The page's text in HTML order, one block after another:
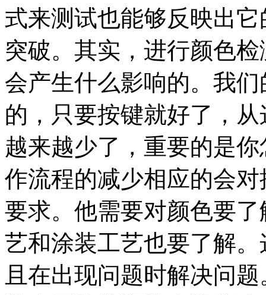
式来测试也能够反映出
突破。其实，进行颜色
会产生什么影响的。我
的，只要按键就好了，
越来越少了，重要的是
作流程的减少相应的会
要求。他需要对颜色要
艺和涂装工艺也要了解
且在出现问题时解决问